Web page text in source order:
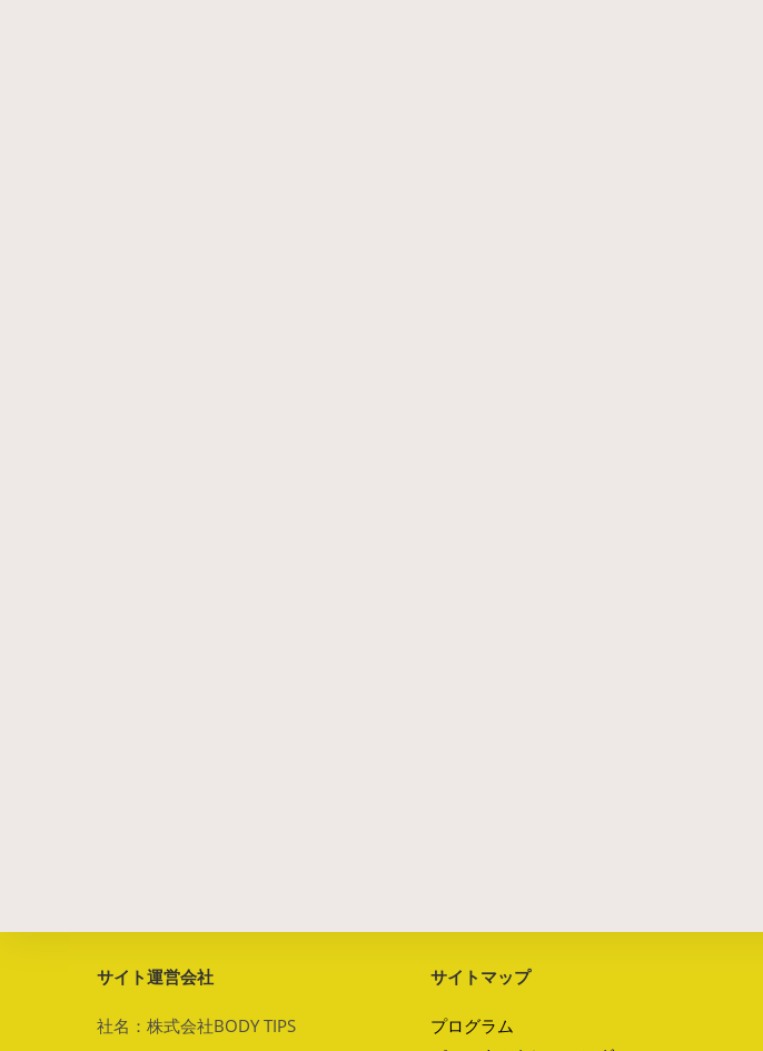
サイト運営会社
社名：株式会社BODY TIPS
サイトマップ
プログラム